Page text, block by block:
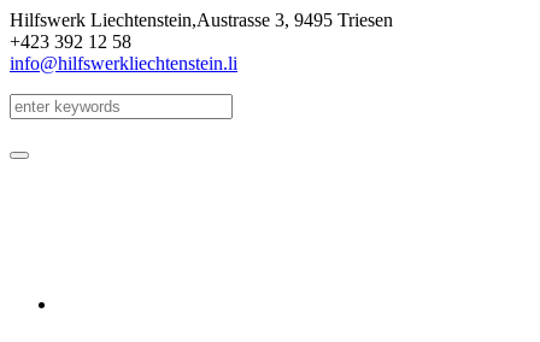
Hilfswerk Liechtenstein,Austrasse 3, 9495 Triesen
+423 392 12 58
info@hilfswerkliechtenstein.li